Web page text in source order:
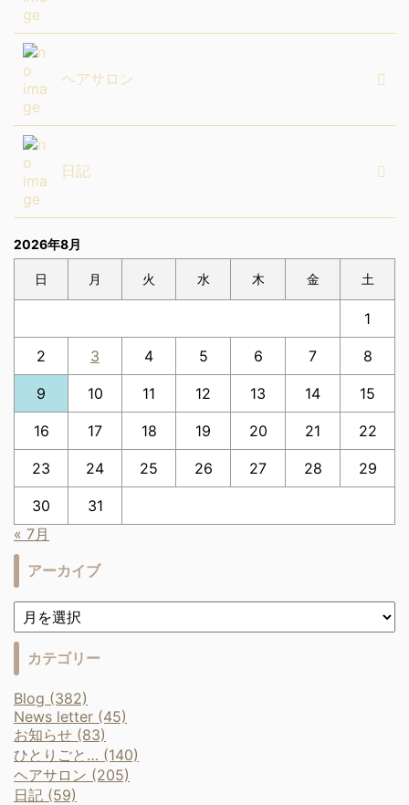
ヘアサロン
日記
2026年8月
日 月 火 水 木 金 土
1
2 3 4 5 6 7 8
9 10 11 12 13 14 15
16 17 18 19 20 21 22
23 24 25 26 27 28 29
30
31
« 7月
アーカイブ
カテゴリー
Blog (382)
News letter (45)
お知らせ (83)
ひとりごと… (140)
ヘアサロン (205)
日記 (59)